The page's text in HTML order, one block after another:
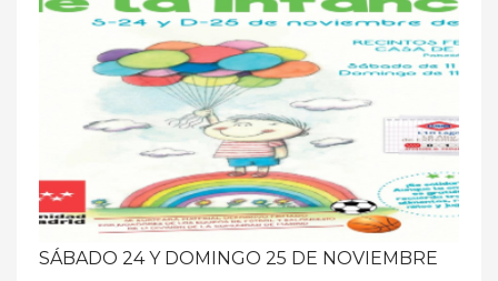
SÁBADO 24 Y DOMINGO 25 DE NOVIEMBRE